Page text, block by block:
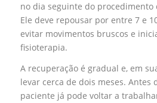
no dia seguinte do procedimento
Ele deve repousar por entre 7 e
evitar movimentos bruscos e
fisioterapia.
A recuperação é gradual e, em
levar cerca de dois meses. Antes
paciente já pode voltar a